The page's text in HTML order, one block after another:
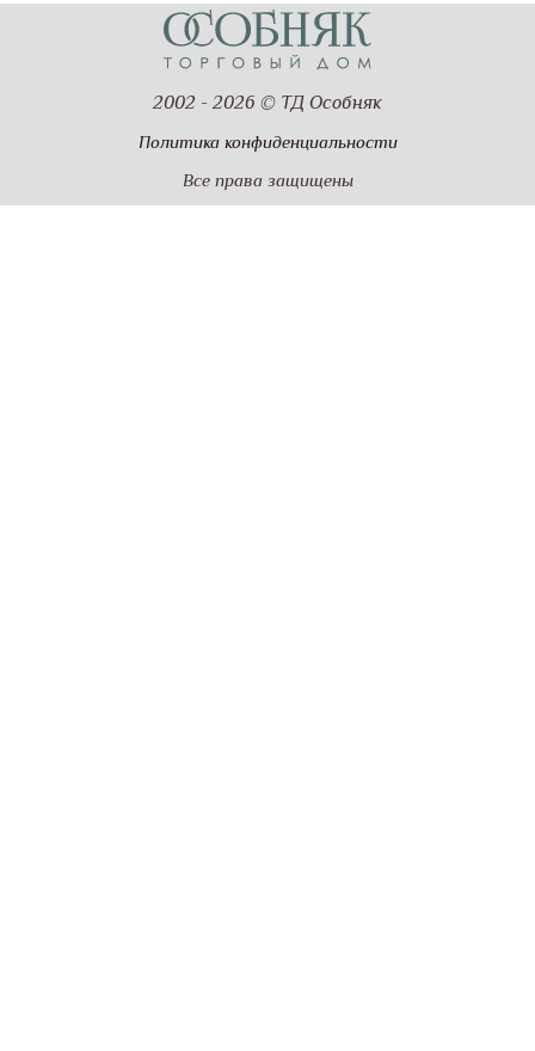
2002 - 2026 © ТД Особняк
Политика конфиденциальности
Все права защищены